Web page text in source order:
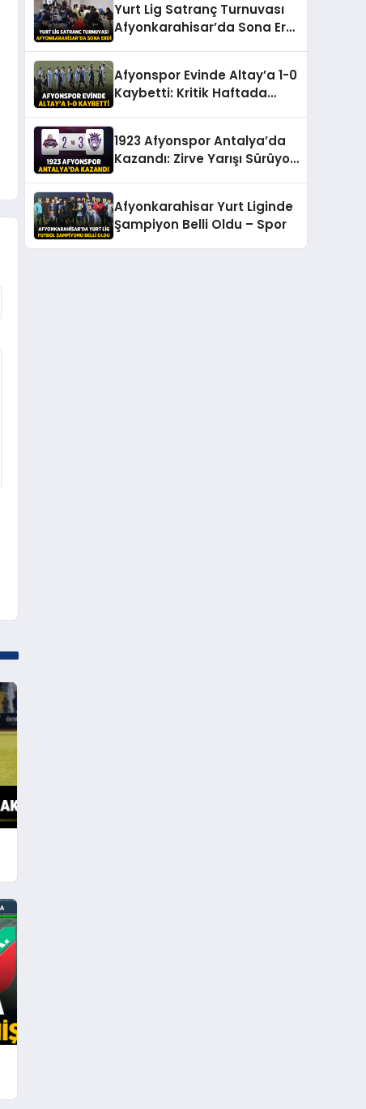
Yurt Lig Satranç Turnuvası
Afyonkarahisar’da Sona Erdi
Afyonspor Evinde Altay’a 1-0
Kaybetti: Kritik Haftada
1923 Afyonspor Antalya’da
Kazandı: Zirve Yarışı Sürüyor
Afyonkarahisar Yurt Liginde
Şampiyon Belli Oldu – Spor